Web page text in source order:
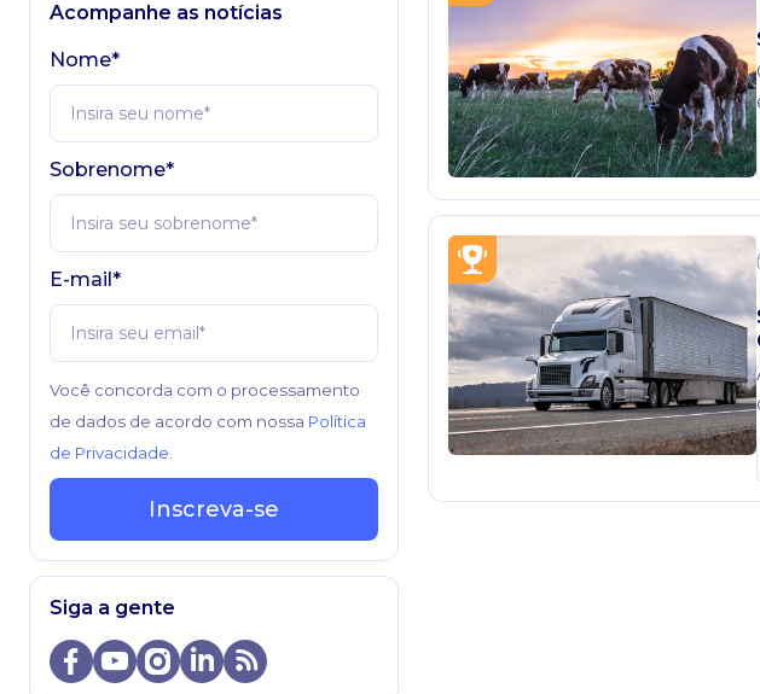
Acompanhe as notícias
Nome*
Sobrenome*
E-mail*
Você concorda com o processamento
de dados de acordo com nossa Política
de Privacidade
Inscreva-se
Siga a gente